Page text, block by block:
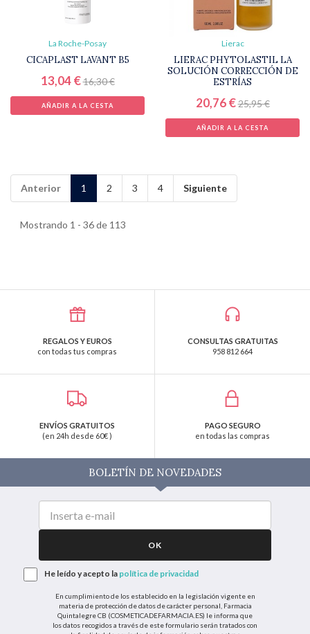
La Roche-Posay
CICAPLAST LAVANT B5
13,04 €16,30 €
AÑADIR A LA CESTA
Lierac
LIERAC PHYTOLASTIL LA
SOLUCIÓN CORRECCIÓN DE
ESTRÍAS
20,76 €25,95 €
AÑADIR A LA CESTA
Anterior 1 2 3 4 Siguiente
Mostrando 1 - 36 de 113
REGALOS Y EUROS
con todas tus compras
CONSULTAS GRATUITAS
958 812 664
ENVÍOS GRATUITOS
(en 24h desde 60€ )
PAGO SEGURO
en todas las compras
BOLETÍN DE NOVEDADES
OK
He leído y acepto la política de privacidad
En cumplimiento de los establecido en la legislación vigente en
materia de protección de datos de carácter personal, Farmacia
Quintalegre CB (COSMETICADEFARMACIA.ES) le informa que
los datos recogidos a través de este formulario serán tratados con